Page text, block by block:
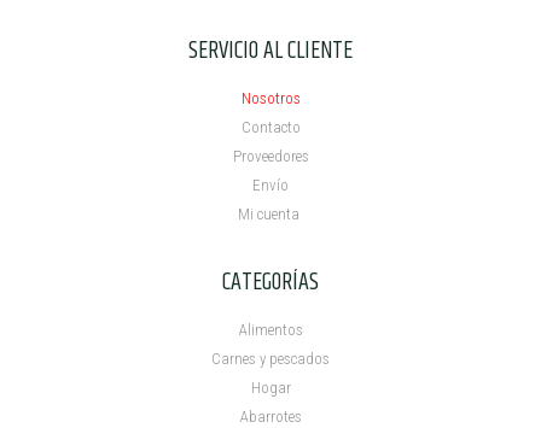
SERVICIO AL CLIENTE
Nosotros
Contacto
Proveedores
Envío
Mi cuenta ​
CATEGORÍAS
Alimentos
Carnes y pescados
Hogar
Abarrotes